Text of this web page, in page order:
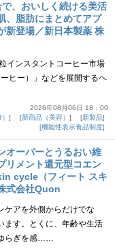
、おいしく続ける美活
、脂肪にまとめてアプ
新登場／新日本製薬 株
インスタントコーヒー市場
ヒー）」などを展開するヘ
2026年08月06日 18：00
新商品（美容）
新製品
機能性表示食品制度
オーバーとうるおい維
リメント還元型コエン
cycle（フィート スキ
式会社Quon
ケアを外側からだけでな
ます。とくに、年齢や生活
らぎを感……